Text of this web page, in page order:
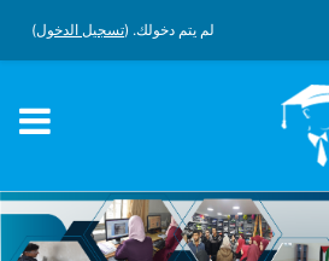
لم يتم دخولك. (تسجيل الدخول)